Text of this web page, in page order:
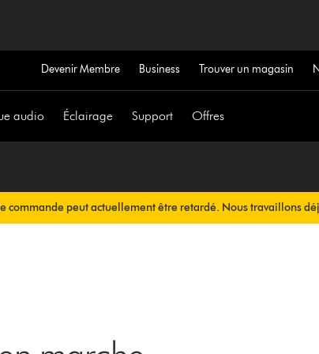
Devenir Membre Business Trouver un magasin
audio Éclairage Support Offres
commande peut actuellement être retardé. Nous travaillons
automatiquement dans les plus brefs délais.